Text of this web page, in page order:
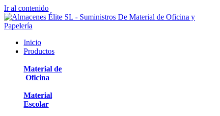
Ir al contenido
Inicio
Productos
Material de
Oficina
Material
Escolar